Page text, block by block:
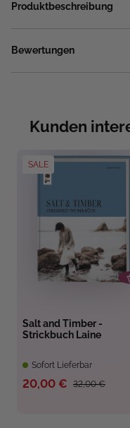
Produktbeschreibung
Bewertungen
Kunden
SALE
Salt and Timber -
Strickbuch Laine
Sofort Lieferbar
32,00 €
20,00 €